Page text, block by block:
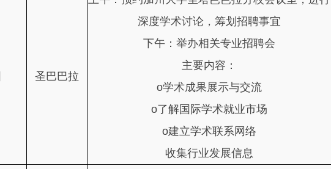
圣巴巴拉
深度学术讨论，筹划招聘事宜
下午：举办相关专业招聘会
主要内容：
o学术成果展示与交流
o了解国际学术就业市场
o建立学术联系网络
收集行业发展信息